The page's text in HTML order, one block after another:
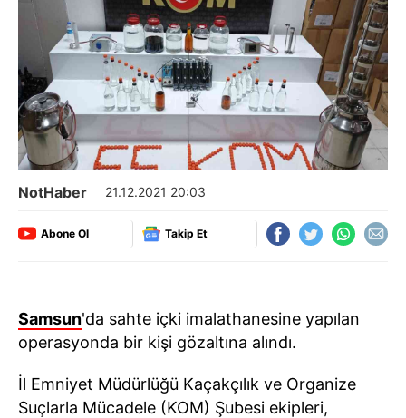
NotHaber 21.12.2021 20:03
Abone Ol Takip Et
Samsun'da sahte içki imalathanesine yapılan
operasyonda bir kişi gözaltına alındı.
İl Emniyet Müdürlüğü Kaçakçılık ve Organize
Suçlarla Mücadele (KOM) Şubesi ekipleri,